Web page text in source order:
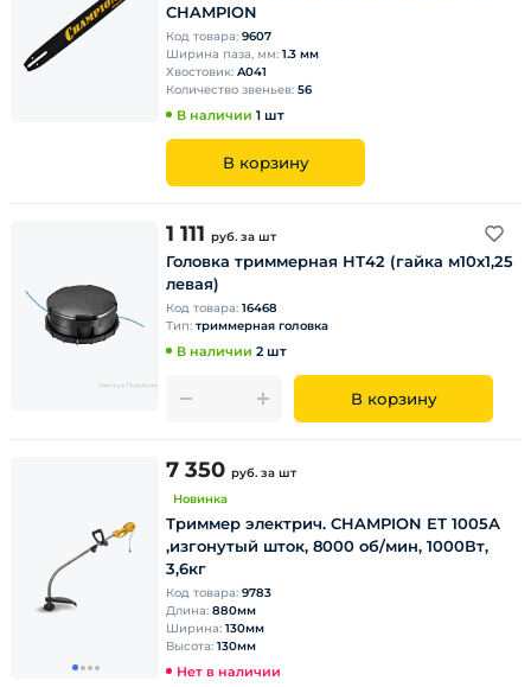
CHAMPION
Код товара: 9607
Ширина паза, мм: 1.3 мм
Хвостовик: A041
Количество звеньев: 56
В наличии 1 шт
В корзину
1 111 руб. за шт
Головка триммерная НТ42 (гайка м10х1,25
левая)
Код товара: 16468
Тип: триммерная головка
В наличии 2 шт
В корзину
7 350 руб. за шт
Новинка
Триммер электрич. CHAMPION ЕТ 1005А
,изгонутый шток, 8000 об/мин, 1000Вт,
3,6кг
Код товара: 9783
Длина: 880мм
Ширина: 130мм
Высота: 130мм
Нет в наличии